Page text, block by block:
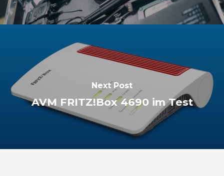
Next Post
AVM FRITZ!Box 4690 im Test